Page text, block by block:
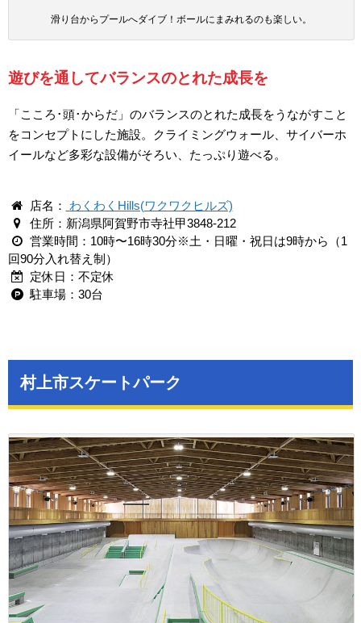
滑り台からプールへダイブ！ボールにまみれるのも楽しい。
遊びを通してバランスのとれた成長を
「こころ･頭･からだ」のバランスのとれた成長をうながすこと
をコンセプトにした施設。クライミングウォール、サイバーホ
イールなど多彩な設備がそろい、たっぷり遊べる。
店名：
わくわくHills(ワクワクヒルズ)
住所：新潟県阿賀野市寺社甲3848-212
営業時間：10時〜16時30分※土・日曜・祝日は9時から（1
回90分入れ替え制）
定休日：不定休
駐車場：30台
村上市スケートパーク